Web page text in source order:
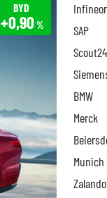
BYD
+0,90% SAP
Scout24
BMW
Merck
Munich
Zalando